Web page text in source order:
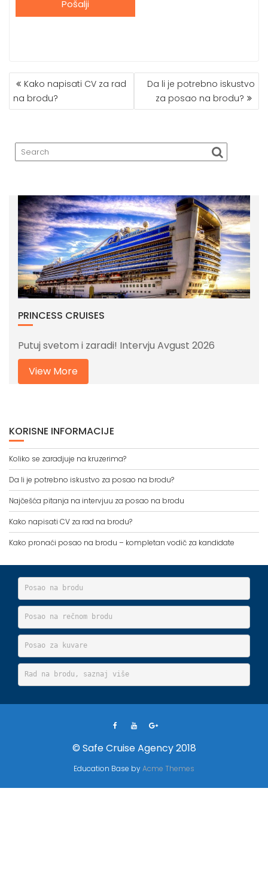
O
N
A
G
O
Kako napisati CV za rad
na brodu?
Da li je potrebno iskustvo
za posao na brodu?
PRINCESS CRUISES
Putuj svetom i zaradi! Intervju Avgust 2026
View More
KORISNE INFORMACIJE
Koliko se zaradjuje na kruzerima?
Da li je potrebno iskustvo za posao na brodu?
Najčešća pitanja na intervjuu za posao na brodu
Kako napisati CV za rad na brodu?
Kako pronaći posao na brodu – kompletan vodič za kandidate
Posao na brodu
Posao na rečnom brodu
Posao za kuvare
Rad na brodu, saznaj više
© Safe Cruise Agency 2018
Education Base byAcme Themes